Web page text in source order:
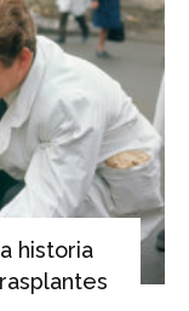
historia